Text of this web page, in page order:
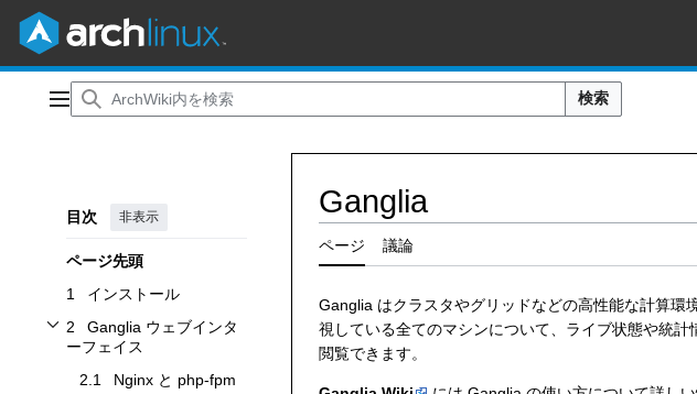
メインメニュー 検索
目次 非表示
ページ先頭
1
インストール
2
Ganglia ウェブインタ
ーフェイス
Ganglia ウェブインターフェイスサブセクションを切り替えます
2.1
Nginx と php-fpm
Ganglia
ページ 議論
Ganglia はクラスタやグリッドなどの高性能な計算環
視している全てのマシンについて、ライブ状態や統
閲覧できます。